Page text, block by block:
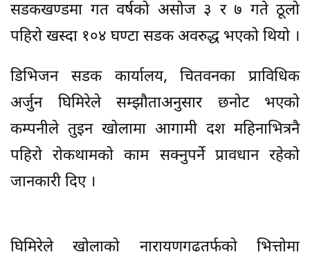
सडकखण्डमा गत वर्षको असोज ३ र ७ गते ठूलो
पहिरो खस्दा १०४ घण्टा सडक अवरुद्ध भएको थियो ।
डिभिजन सडक कार्यालय, चितवनका प्राविधिक
अर्जुन घिमिरेले सम्झौताअनुसार छनोट भएको
कम्पनीले तुइन खोलामा आगामी दश महिनाभित्रनै
पहिरो रोकथामको काम सक्नुपर्ने प्रावधान रहेको
जानकारी दिए ।
घिमिरेले खोलाको नारायणगढतर्फको भित्तोमा